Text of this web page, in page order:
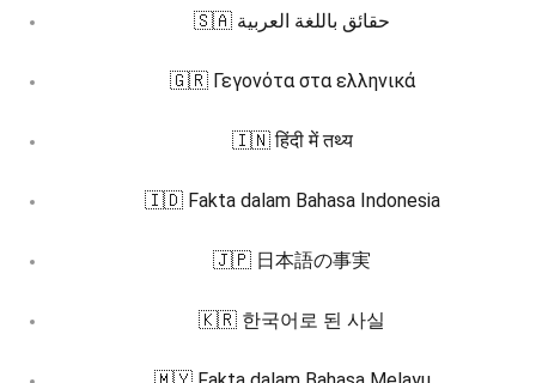
🇸🇦 حقائق باللغة العربية
🇬🇷 Γεγονότα στα ελληνικά
🇮🇳 हिंदी में तथ्य
🇮🇩 Fakta dalam Bahasa Indonesia
🇯🇵 日本語の事実
🇰🇷 한국어로 된 사실